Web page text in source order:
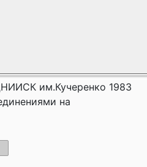
им.Кучеренко 1983
на